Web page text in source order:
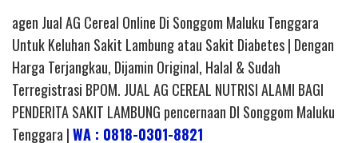
agen Jual AG Cereal Online Di Songgom Maluku Tenggara
Untuk Keluhan Sakit Lambung atau Sakit Diabetes | Dengan
Harga Terjangkau, Dijamin Original, Halal & Sudah
Terregistrasi BPOM. JUAL AG CEREAL NUTRISI ALAMI BAGI
PENDERITA SAKIT LAMBUNG pencernaan DI Songgom Maluku
Tenggara |WA : 0818-0301-8821